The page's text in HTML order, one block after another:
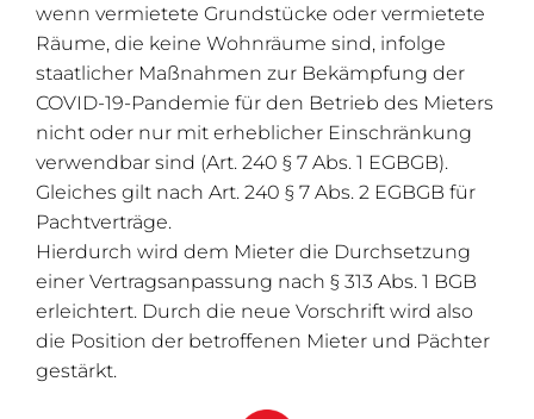
wenn vermietete Grundstücke oder vermietete
Räume, die keine Wohnräume sind, infolge
staatlicher Maßnahmen zur Bekämpfung der
COVID-19-Pandemie für den Betrieb des Mieters
nicht oder nur mit erheblicher Einschränkung
verwendbar sind (Art. 240 § 7 Abs. 1 EGBGB).
Gleiches gilt nach Art. 240 § 7 Abs. 2 EGBGB für
Pachtverträge.
Hierdurch wird dem Mieter die Durchsetzung
einer Vertragsanpassung nach § 313 Abs. 1 BGB
erleichtert. Durch die neue Vorschrift wird also
die Position der betroffenen Mieter und Pächter
gestärkt.